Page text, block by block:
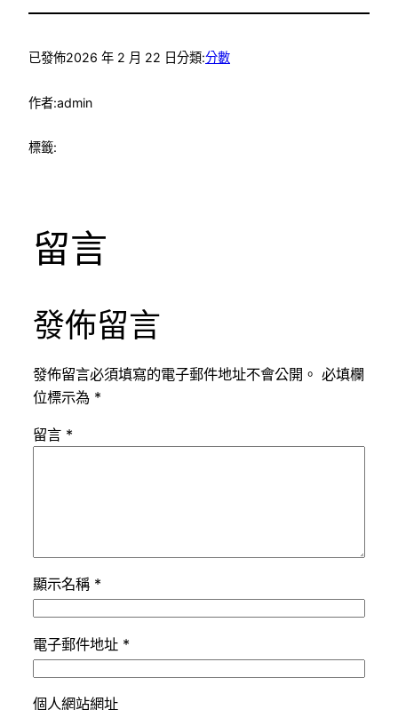
已發佈2026 年 2 月 22 日分類:分數
作者:admin
標籤:
留言
發佈留言
發佈留言必須填寫的電子郵件地址不會公開。 必填欄
位標示為 *
留言 *
顯示名稱 *
電子郵件地址 *
個人網站網址